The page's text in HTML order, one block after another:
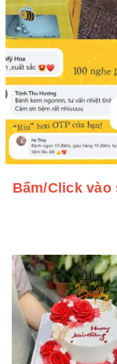
Bấm/Click vào